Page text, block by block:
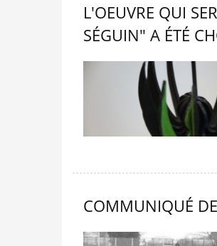
L'OEUVRE QUI
SÉGUIN" A ÉTÉ
COMMUNIQUÉ